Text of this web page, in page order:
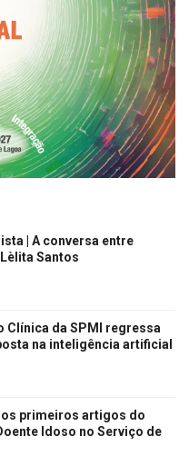
| A conversa entre
Santos
Clínica da SPMI regressa
na inteligência artificial
primeiros artigos do
Idoso no Serviço de